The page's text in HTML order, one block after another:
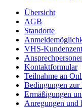
Übersicht
AGB
Standorte
VHS-
Kontaktformular
Teilnahme an
Bedingungen
Ermäßigungen
Anregungen und